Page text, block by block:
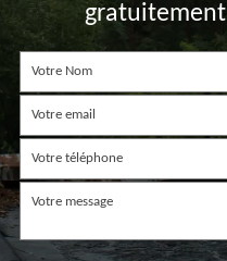
gratuitement